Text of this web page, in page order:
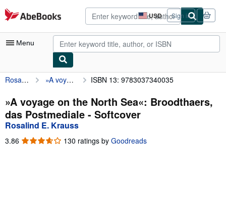
Skip to main content
AbeBooks.com USD
Site
shopping
preferences
Sign in
Menu
My Account
My Purchases
Advanced Search
Rosalind E. Krauss »A voyage on the North Sea«: Broodthaers, das Postmediale ISBN 13: 9783037340035
»A voyage on the North Sea«: Broodthaers,
das Postmediale - Softcover
Rosalind E. Krauss
3.86 3.86
130 ratings by Goodreads